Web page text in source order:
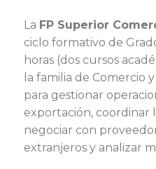
La FP Superior
ciclo formativo de
horas (dos cursos
la familia de Comercio
para gestionar
exportación, coordinar
negociar con
extranjeros y analizar